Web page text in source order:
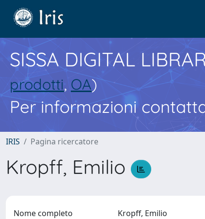
SISSA DIGITAL
prodotti, OA)
Per informazioni
IRIS Pagina ricercatore
Kropff, Emilio
Nome completo Kropff, Emilio